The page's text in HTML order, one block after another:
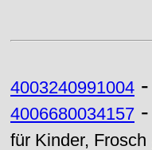
4003240991004 -
4006680034157 -
für Kinder, Frosch